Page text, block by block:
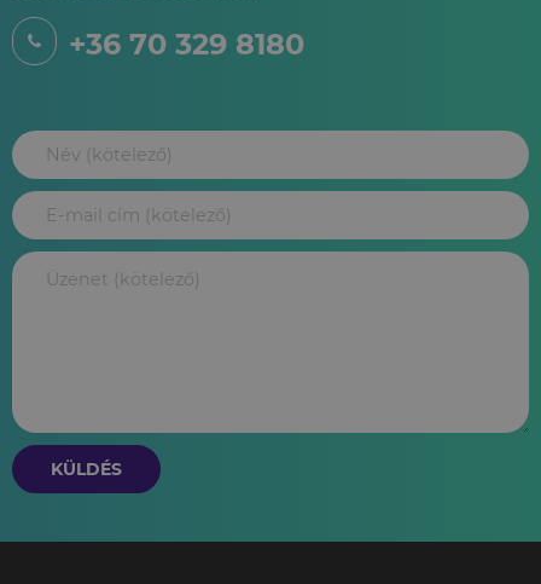
+36 70 329 8180
KÜLDÉS